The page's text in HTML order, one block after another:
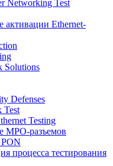
Networking Test
активации Ethernet-
Solutions
Defenses
Test
Testing
МРО-разъемов
процесса тестирования